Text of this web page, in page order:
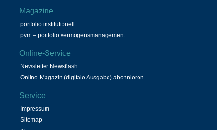
Magazine
portfolio institutionell
pvm – portfolio vermögensmanagement
Online-Service
Newsletter Newsflash
Online-Magazin (digitale Ausgabe) abonnieren
Service
Impressum
Sitemap